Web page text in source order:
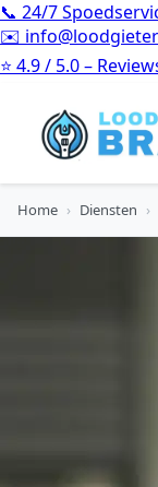
📞 24/7
✉️
⭐ 4.9 / 5.0 –
Home › Diensten ›